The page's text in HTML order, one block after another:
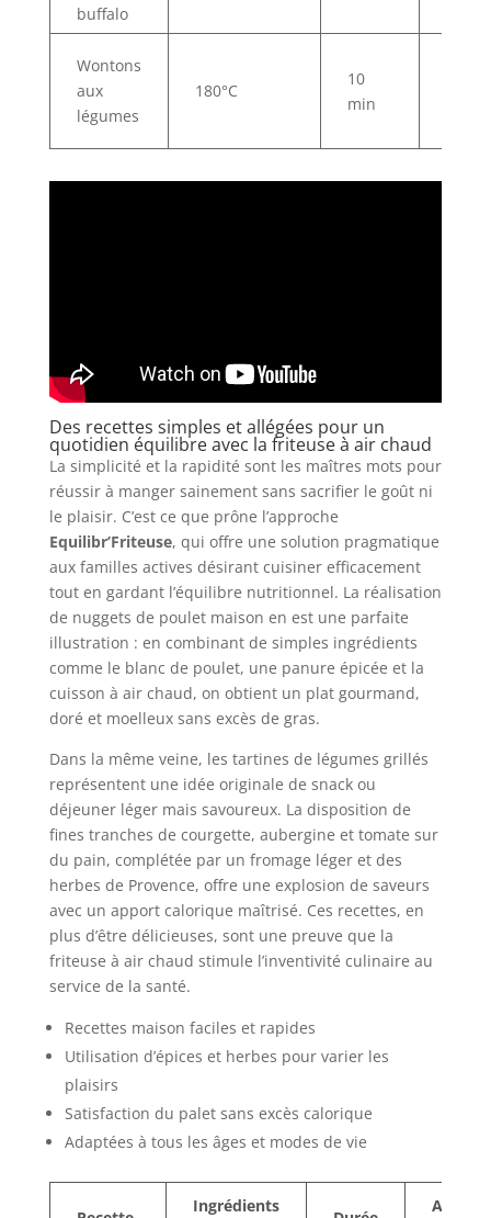
buffalo
Wontons
aux
légumes
180°C
10
min
Des recettes simples et allégées pour un
quotidien équilibre avec la friteuse à air chaud
La simplicité et la rapidité sont les maîtres mots pour
réussir à manger sainement sans sacrifier le goût ni
le plaisir. C’est ce que prône l’approche
Equilibr’Friteuse, qui offre une solution pragmatique
aux familles actives désirant cuisiner efficacement
tout en gardant l’équilibre nutritionnel. La réalisation
de nuggets de poulet maison en est une parfaite
illustration : en combinant de simples ingrédients
comme le blanc de poulet, une panure épicée et la
cuisson à air chaud, on obtient un plat gourmand,
doré et moelleux sans excès de gras.
Dans la même veine, les tartines de légumes grillés
représentent une idée originale de snack ou
déjeuner léger mais savoureux. La disposition de
fines tranches de courgette, aubergine et tomate sur
du pain, complétée par un fromage léger et des
herbes de Provence, offre une explosion de saveurs
avec un apport calorique maîtrisé. Ces recettes, en
plus d’être délicieuses, sont une preuve que la
friteuse à air chaud stimule l’inventivité culinaire au
service de la santé.
Recettes maison faciles et rapides
Utilisation d’épices et herbes pour varier les
plaisirs
Satisfaction du palet sans excès calorique
Adaptées à tous les âges et modes de vie
Ingrédients